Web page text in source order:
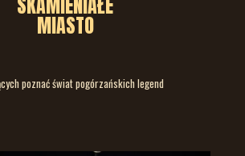
SKAMIENIAŁE
MIASTO
poznać świat pogórzańskich legend